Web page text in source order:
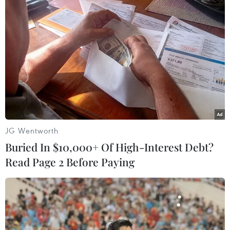
Công nghệ Robot Da Vinci
nâng cao năng lực phẫu
thuật chuyên sâu tại Bệnh
Cứu nạn thành công 30
ngư dân của tàu cá bị cháy
trên vùng biển Khánh Hòa
Không được thu thêm tiền Bác sỹ vượt biển giữa đêm
JG Wentworth
Buried In $10,000+ Of High-Interest Debt?
Read Page 2 Before Paying